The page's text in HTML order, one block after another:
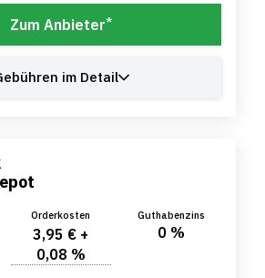
Zum Anbieter*
im Detail
Orderkosten
3,95 € +
0,08 %
Guthabenzins
0 %